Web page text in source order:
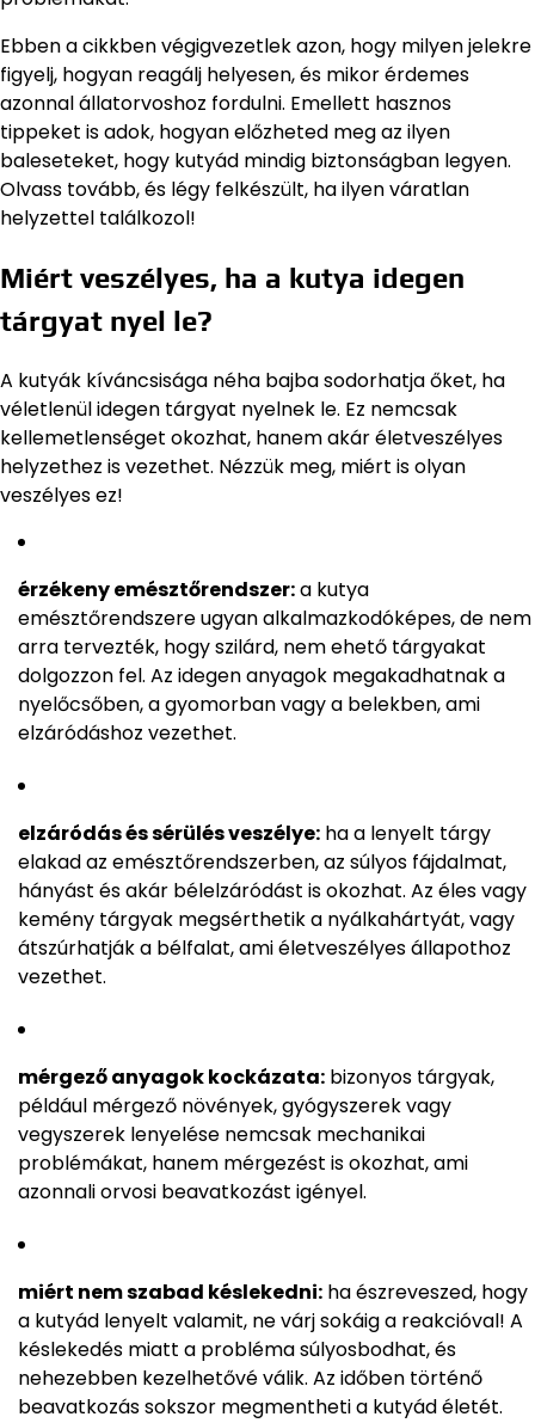
Ebben a cikkben végigvezetlek azon, hogy milyen jelekre
figyelj, hogyan reagálj helyesen, és mikor érdemes
azonnal állatorvoshoz fordulni. Emellett hasznos
tippeket is adok, hogyan előzheted meg az ilyen
baleseteket, hogy kutyád mindig biztonságban legyen.
Olvass tovább, és légy felkészült, ha ilyen váratlan
helyzettel találkozol!
Miért veszélyes, ha a kutya idegen
tárgyat nyel le?
A kutyák kíváncsisága néha bajba sodorhatja őket, ha
véletlenül idegen tárgyat nyelnek le. Ez nemcsak
kellemetlenséget okozhat, hanem akár életveszélyes
helyzethez is vezethet. Nézzük meg, miért is olyan
veszélyes ez!
érzékeny emésztőrendszer:a kutya
emésztőrendszere ugyan alkalmazkodóképes, de nem
arra tervezték, hogy szilárd, nem ehető tárgyakat
dolgozzon fel. Az idegen anyagok megakadhatnak a
nyelőcsőben, a gyomorban vagy a belekben, ami
elzáródáshoz vezethet.
elzáródás és sérülés veszélye: ha a lenyelt tárgy
elakad az emésztőrendszerben, az súlyos fájdalmat,
hányást és akár bélelzáródást is okozhat. Az éles vagy
kemény tárgyak megsérthetik a nyálkahártyát, vagy
átszúrhatják a bélfalat, ami életveszélyes állapothoz
vezethet.
mérgező anyagok kockázata: bizonyos tárgyak,
például mérgező növények, gyógyszerek vagy
vegyszerek lenyelése nemcsak mechanikai
problémákat, hanem mérgezést is okozhat, ami
azonnali orvosi beavatkozást igényel.
miért nem szabad késlekedni: ha észreveszed, hogy
a kutyád lenyelt valamit, ne várj sokáig a reakcióval! A
késlekedés miatt a probléma súlyosbodhat, és
nehezebben kezelhetővé válik. Az időben történő
beavatkozás sokszor megmentheti a kutyád életét.